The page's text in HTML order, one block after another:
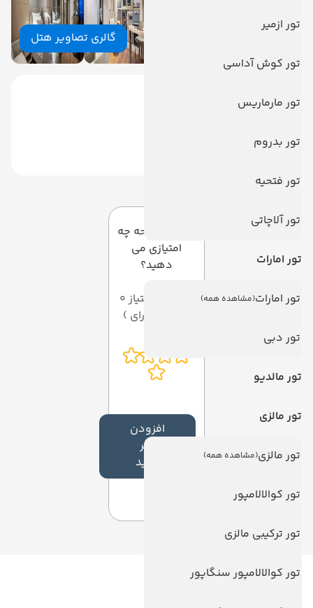
تور ازمیر
تور کوش آداسی
تور مارماریس
تور بدروم
تور فتحیه
تور آلاچاتی
تور امارات
تور امارات(مشاهده همه)
تور دبی
تور مالدیو
تور مالزی
تور مالزی(مشاهده همه)
تور کوالالامپور
تور ترکیبی مالزی
تور کوالالامپور سنگاپور
گالری تصاویر هتل
دیدگاه کاربران
به این صفحه چه
امتیازی می
دهید؟
میانگین امتیاز 0
افزودن
نظر
جدید